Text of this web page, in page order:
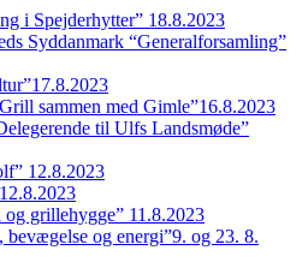
i Spejderhytter” 18.8.2023
Syddanmark “Generalforsamling”
sammen med Gimle”16.8.2023
til Ulfs Landsmøde”
12.8.2023
grillehygge” 11.8.2023
bevægelse og energi”9. og 23. 8.